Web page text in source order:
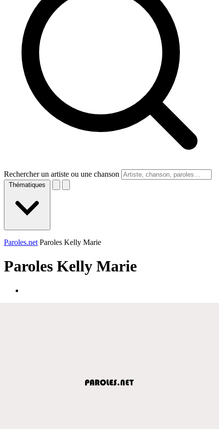
Rechercher un artiste ou une chanson
Thématiques
Paroles.net Paroles Kelly Marie
Paroles Kelly Marie